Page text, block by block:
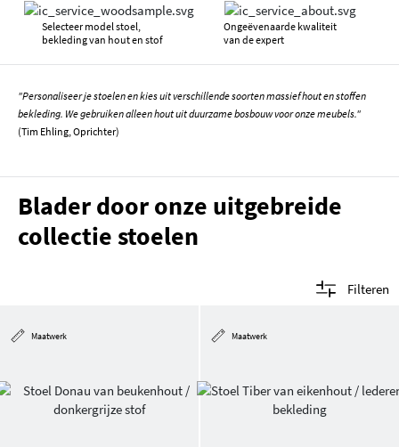
Selecteer model stoel,
bekleding van hout en stof
Ongeëvenaarde kwaliteit
van de expert
"Personaliseer je stoelen en kies uit verschillende soorten massief hout en stoffen
bekleding. We gebruiken alleen hout uit duurzame bosbouw voor onze meubels."
(Tim Ehling, Oprichter)
Blader door onze uitgebreide
collectie stoelen
Filteren
Maatwerk Maatwerk